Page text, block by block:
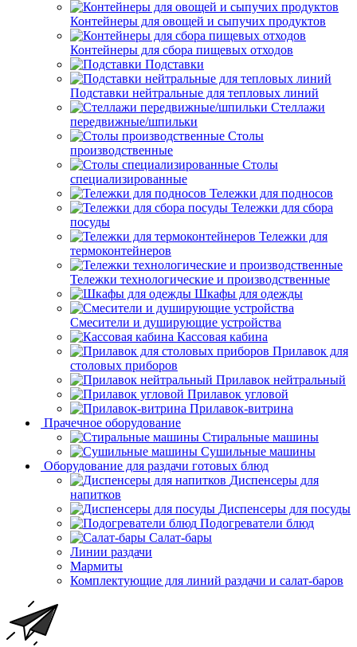
Контейнеры для овощей и сыпучих продуктов
Контейнеры для сбора пищевых отходов
Подставки
Подставки нейтральные для тепловых линий
Стеллажи
передвижные/шпильки
Столы
производственные
Столы
специализированные
Тележки для подносов
Тележки для сбора
посуды
Тележки для
термоконтейнеров
Тележки технологические и производственные
Шкафы для одежды
Смесители и душирующие устройства
Кассовая кабина
Прилавок для
столовых приборов
Прилавок нейтральный
Прилавок угловой
Прилавок-витрина
Прачечное оборудование
Стиральные машины
Сушильные машины
Оборудование для раздачи готовых блюд
Диспенсеры для
напитков
Диспенсеры для посуды
Подогреватели блюд
Салат-бары
Линии раздачи
Мармиты
Комплектующие для линий раздачи и салат-баров